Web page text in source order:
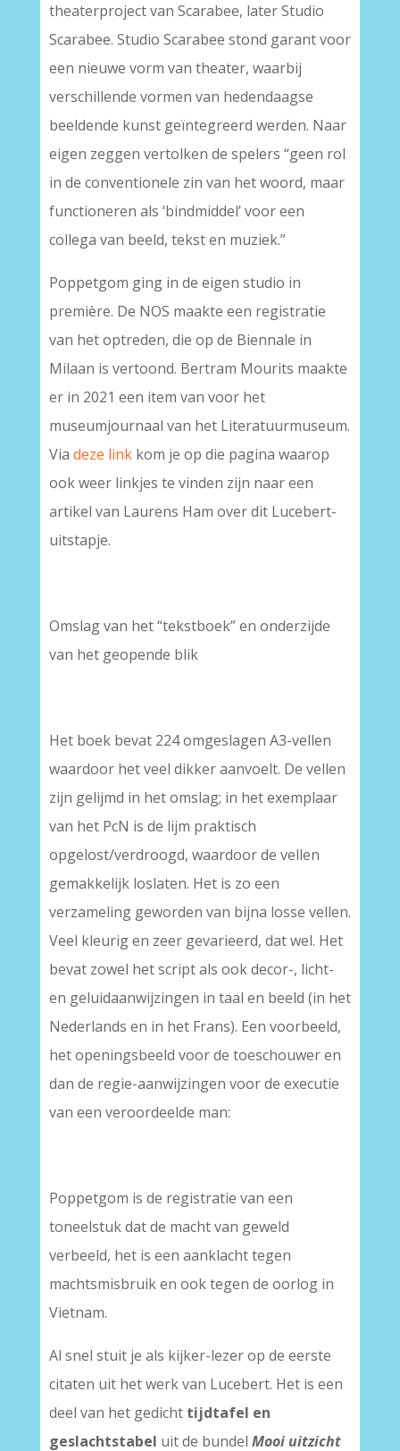
theaterproject van Scarabee, later Studio
Scarabee. Studio Scarabee stond garant voor
een nieuwe vorm van theater, waarbij
verschillende vormen van hedendaagse
beeldende kunst geïntegreerd werden. Naar
eigen zeggen vertolken de spelers “geen rol
in de conventionele zin van het woord, maar
functioneren als ‘bindmiddel’ voor een
collega van beeld, tekst en muziek.”
Poppetgom ging in de eigen studio in
première. De NOS maakte een registratie
van het optreden, die op de Biennale in
Milaan is vertoond. Bertram Mourits maakte
er in 2021 een item van voor het
museumjournaal van het Literatuurmuseum.
Via deze linkkom je op die pagina waarop
ook weer linkjes te vinden zijn naar een
artikel van Laurens Ham over dit Lucebert-
uitstapje.
Omslag van het “tekstboek” en onderzijde
van het geopende blik
Het boek bevat 224 omgeslagen A3-vellen
waardoor het veel dikker aanvoelt. De vellen
zijn gelijmd in het omslag; in het exemplaar
van het PcN is de lijm praktisch
opgelost/verdroogd, waardoor de vellen
gemakkelijk loslaten. Het is zo een
verzameling geworden van bijna losse vellen.
Veel kleurig en zeer gevarieerd, dat wel. Het
bevat zowel het script als ook decor-, licht-
en geluidaanwijzingen in taal en beeld (in het
Nederlands en in het Frans). Een voorbeeld,
het openingsbeeld voor de toeschouwer en
dan de regie-aanwijzingen voor de executie
van een veroordeelde man:
Poppetgom is de registratie van een
toneelstuk dat de macht van geweld
verbeeld, het is een aanklacht tegen
machtsmisbruik en ook tegen de oorlog in
Vietnam.
Al snel stuit je als kijker-lezer op de eerste
citaten uit het werk van Lucebert. Het is een
deel van het gedicht tijdtafel en
geslachtstabel uit de bundel Mooi uitzicht